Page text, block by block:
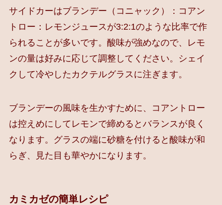
サイドカーはブランデー（コニャック）：コアン
トロー：レモンジュースが3:2:1のような比率で作
られることが多いです。酸味が強めなので、レモ
ンの量は好みに応じて調整してください。シェイ
クして冷やしたカクテルグラスに注ぎます。
ブランデーの風味を生かすために、コアントロー
は控えめにしてレモンで締めるとバランスが良く
なります。グラスの端に砂糖を付けると酸味が和
らぎ、見た目も華やかになります。
カミカゼの簡単レシピ